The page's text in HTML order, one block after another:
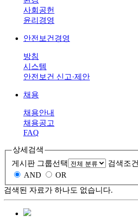
사회공헌
윤리경영
안전보건경영
방침
시스템
안전보건 신고·제안
채용
채용안내
채용공고
FAQ
상세검색
게시판 그룹선택
검색조건
AND
OR
검색된 자료가 하나도 없습니다.